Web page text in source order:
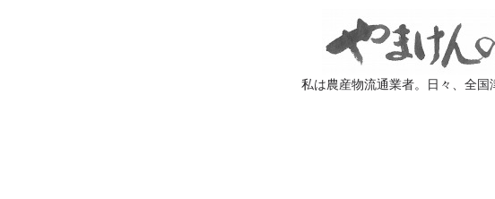
私は農産物流通業者。日々、全国